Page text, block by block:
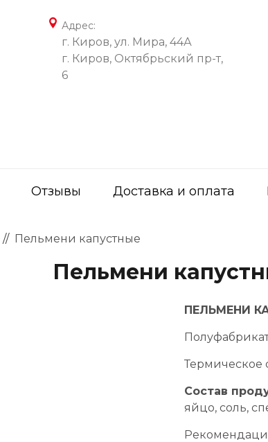
Адрес:
г. Киров, ул. Мира, 44А
г. Киров, Октябрьский пр-т,
6
Отзывы Доставка и оплата
// Пельмени капустные
Пельмени
ПЕЛЬМЕНИ
Термическое
Состав
яйцо, соль,